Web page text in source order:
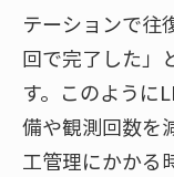
テーションで往
回で完了した」
す​。このように
備や観測回数を
工管理にかかる